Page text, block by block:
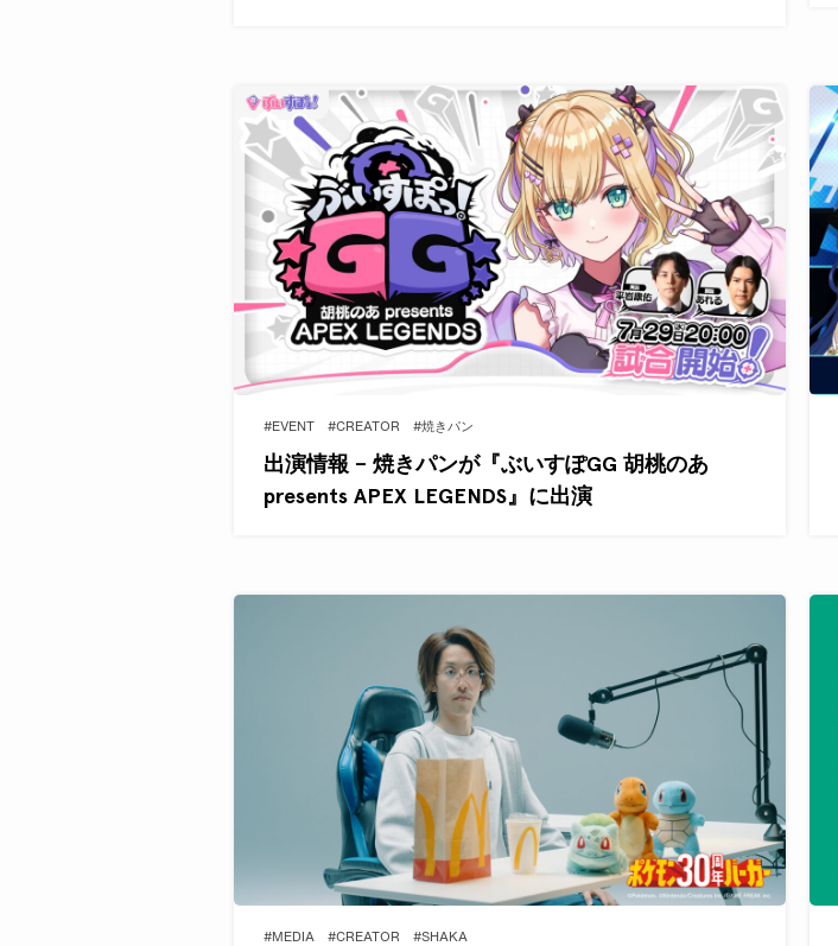
#EVENT #CREATOR #焼きパン
出演情報 – 焼きパンが『ぶいすぽGG 胡桃のあ
presents APEX LEGENDS』に出演
#MEDIA #CREATOR #SHAKA